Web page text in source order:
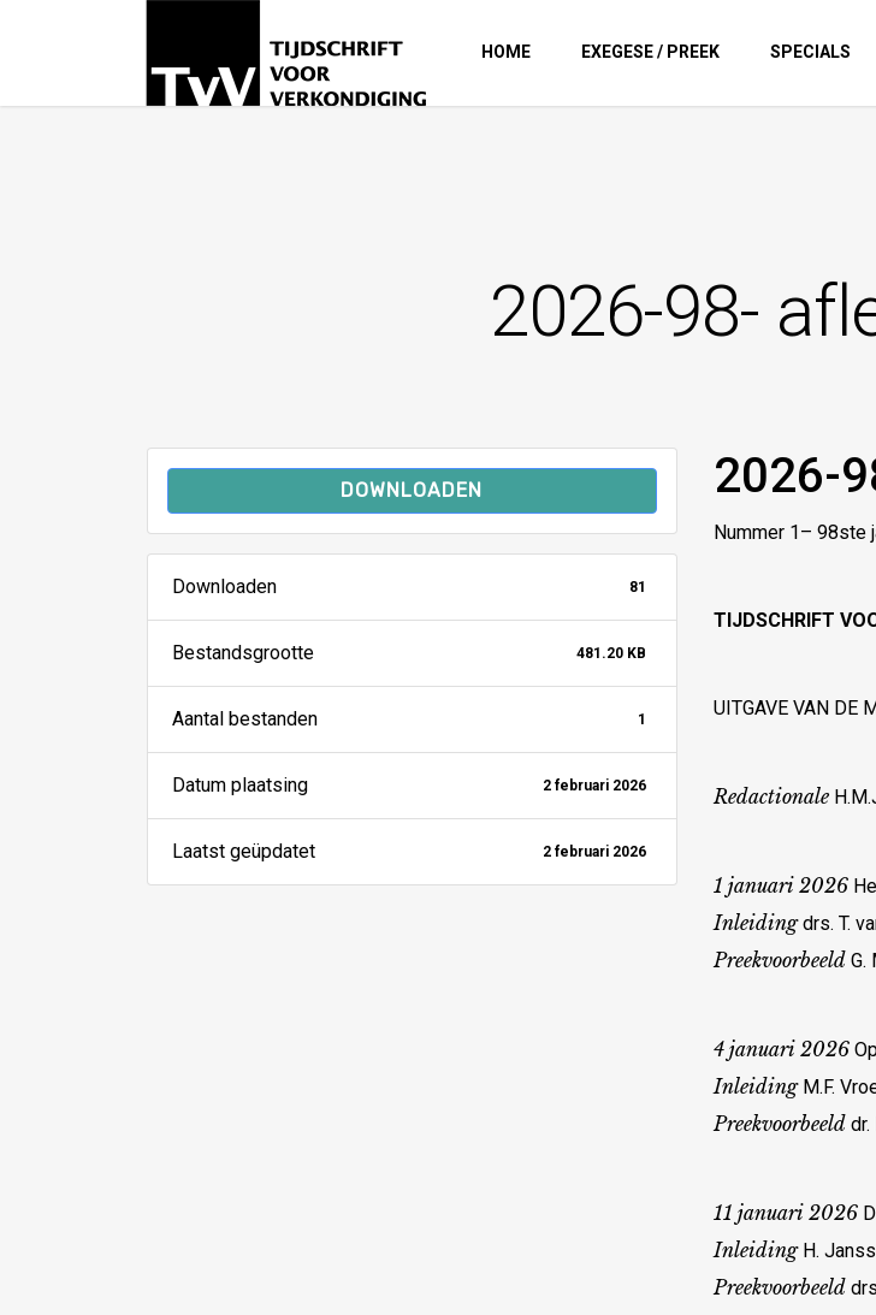
HOME EXEGESE / PREEK SPECIALS
2026-98-
DOWNLOADEN
Downloaden 81
Bestandsgrootte 481.20 KB
Aantal bestanden 1
Datum plaatsing 2 februari 2026
Laatst geüpdatet 2 februari 2026
2026-
Nummer 1– 98ste
TIJDSCHRIFT
UITGAVE VAN DE
Redactionale
1 januari 2026
Inleidingdrs. T.
PreekvoorbeeldG.
4 januari 2026
InleidingM.F.
Preekvoorbeelddr.
11 januari 2026
InleidingH.
Preekvoorbeeld